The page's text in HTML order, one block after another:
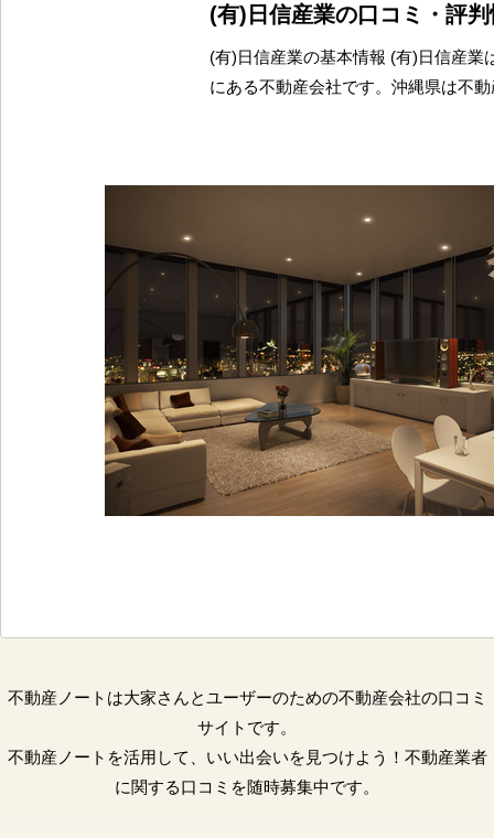
(有)日信産業の口コミ・評
(有)日信産業の基本情報 (有)日信産業
にある不動産会社です。沖縄県は不
不動産ノートは大家さんとユーザーのための不動産会社の口コミ
サイトです。
不動産ノートを活用して、いい出会いを見つけよう！不動産業者
に関する口コミを随時募集中です。